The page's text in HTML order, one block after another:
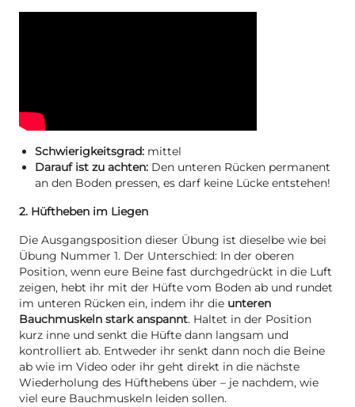
Schwierigkeitsgrad: mittel
Darauf ist zu achten: Den unteren Rücken permanent
an den Boden pressen, es darf keine Lücke entstehen!
2. Hüftheben im Liegen
Die Ausgangsposition dieser Übung ist dieselbe wie bei
Übung Nummer 1. Der Unterschied: In der oberen
Position, wenn eure Beine fast durchgedrückt in die Luft
zeigen, hebt ihr mit der Hüfte vom Boden ab und rundet
im unteren Rücken ein, indem ihr die unteren
Bauchmuskeln stark anspannt. Haltet in der Position
kurz inne und senkt die Hüfte dann langsam und
kontrolliert ab. Entweder ihr senkt dann noch die Beine
ab wie im Video oder ihr geht direkt in die nächste
Wiederholung des Hüfthebens über – je nachdem, wie
viel eure Bauchmuskeln leiden sollen.